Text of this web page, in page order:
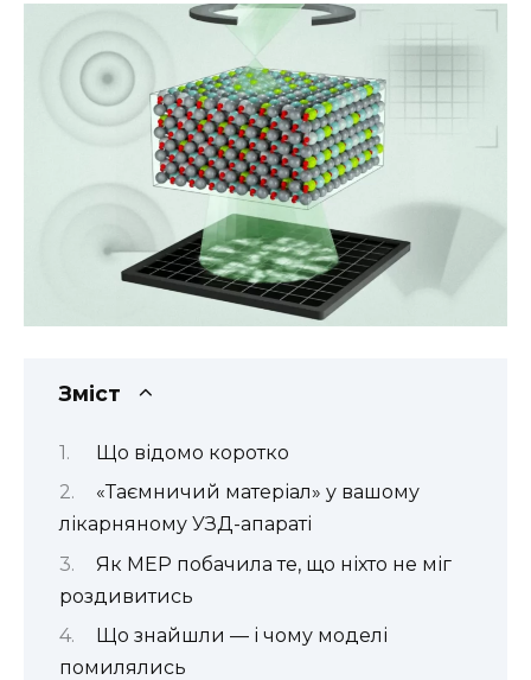
Зміст
Що відомо коротко
«Таємничий матеріал» у вашому
лікарняному УЗД-апараті
Як MEP побачила те, що ніхто не міг
роздивитись
Що знайшли — і чому моделі
помилялись